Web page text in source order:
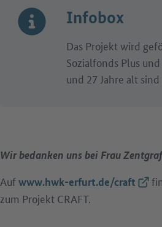
Infobox
Das Projekt wird
Sozialfonds Plus
und 27 Jahre alt
Wir bedanken uns bei Frau
Aufwww.hwk-erfurt.de/craft
zum Projekt CRAFT.